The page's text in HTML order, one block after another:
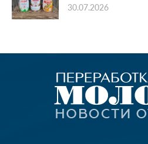
30.07.2026